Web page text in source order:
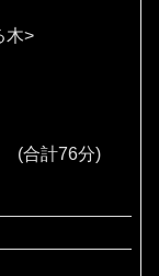
木>
(合計76分)